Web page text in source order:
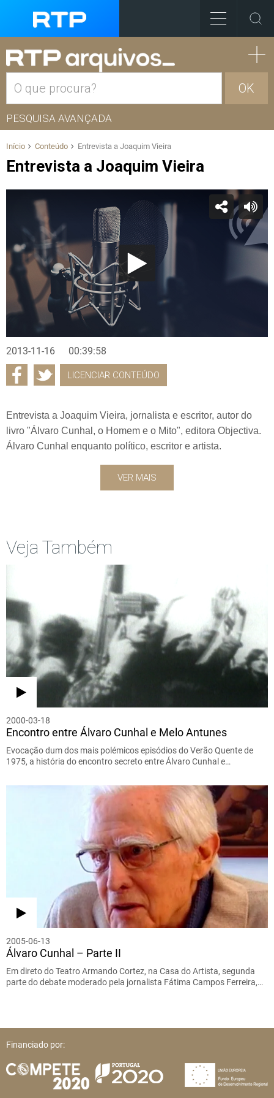
OK
PESQUISA AVANÇADA
Início Conteúdo Entrevista a Joaquim Vieira
Entrevista a Joaquim Vieira
2013-11-16 00:39:58
LICENCIAR CONTEÚDO
Entrevista a Joaquim Vieira, jornalista e escritor, autor do
livro "Álvaro Cunhal, o Homem e o Mito", editora Objectiva.
Álvaro Cunhal enquanto político, escritor e artista.
VER MAIS
Veja Também
2000-03-18
Encontro entre Álvaro Cunhal e Melo Antunes
Evocação dum dos mais polémicos episódios do Verão Quente de
1975, a história do encontro secreto entre Álvaro Cunhal e…
2005-06-13
Álvaro Cunhal – Parte II
Em direto do Teatro Armando Cortez, na Casa do Artista, segunda
parte do debate moderado pela jornalista Fátima Campos Ferreira,…
Financiado por: